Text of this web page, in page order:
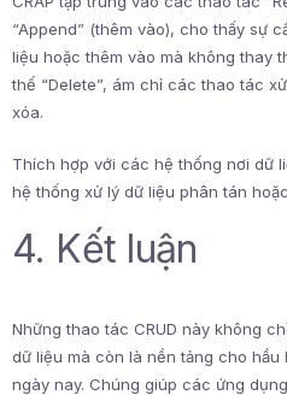
“Append” (thêm vào), cho thấy sự
liệu hoặc thêm vào mà không thay
thế “Delete”, ám chỉ các thao tác
xóa.
Thích hợp với các hệ thống nơi dữ
hệ thống xử lý dữ liệu phân tán
4. Kết luận
Những thao tác CRUD này không
dữ liệu mà còn là nền tảng cho
ngày nay. Chúng giúp các ứng